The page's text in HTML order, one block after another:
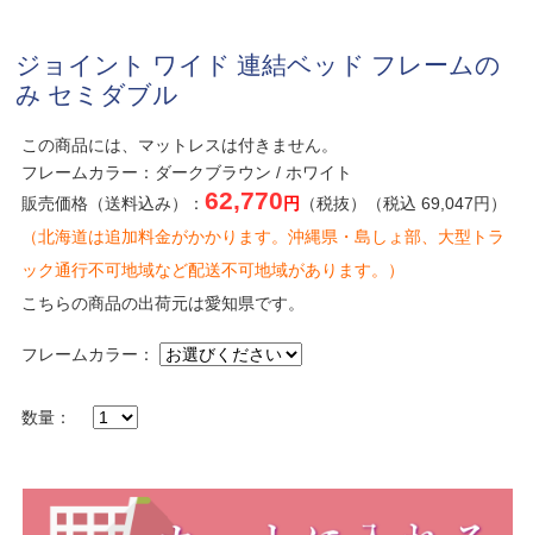
ジョイント ワイド 連結ベッド フレームの
み セミダブル
この商品には、マットレスは付きません。
フレームカラー：ダークブラウン / ホワイト
販売価格（送料込み）：62,770 円
（税抜）（税込 69,047円）
（北海道は追加料金がかかります。沖縄県・島しょ部、大型トラ
ック通行不可地域など配送不可地域があります。）
こちらの商品の出荷元は愛知県です。
フレームカラー：
数量：